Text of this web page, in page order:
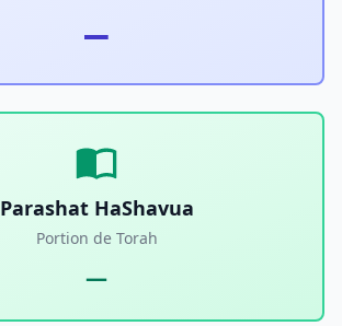
—
Parashat HaShavua
Portion de Torah
—